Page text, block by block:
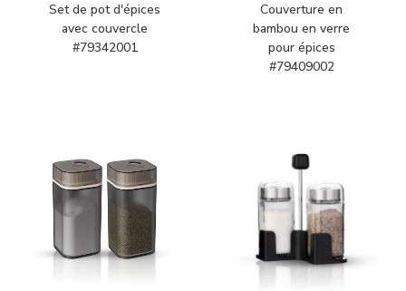
Set de pot d'épices
avec couvercle
#79342001
Couverture en
bambou en verre
pour épices
#79409002